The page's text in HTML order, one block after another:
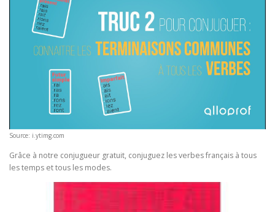
Source: i.ytimg.com
Grâce à notre conjugueur gratuit, conjuguez les verbes français à tous
les temps et tous les modes.